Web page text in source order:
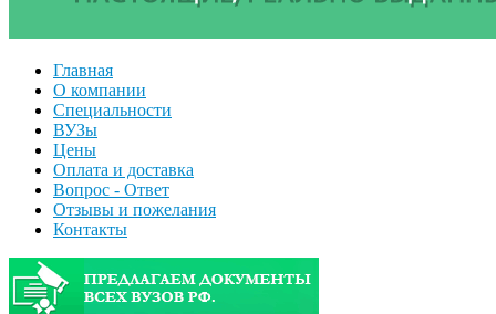
Главная
О компании
Специальности
ВУЗы
Цены
Оплата и доставка
Вопрос - Ответ
Отзывы и пожелания
Контакты